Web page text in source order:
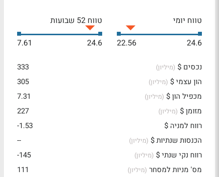
טווח יומי
24.6
22.56
טווח 52 שבועות
24.6
7.61
נכסים $ (מיליון)
333
הון עצמי $ (מיליון)
305
מכפיל הון $ (מיליון)
7.31
מזומן $ (מיליון)
227
רווח למניה $
-1.53
הכנסות שנתיות $ (מיליון)
--
רווח נקי שנתי $ (מיליון)
-145
מס' מניות למסחר (מיליון) 111